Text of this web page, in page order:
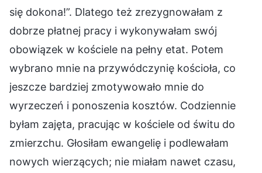
się dokona!”. Dlatego też zrezygnowałam z
dobrze płatnej pracy i wykonywałam swój
obowiązek w kościele na pełny etat. Potem
wybrano mnie na przywódczynię kościoła, co
jeszcze bardziej zmotywowało mnie do
wyrzeczeń i ponoszenia kosztów. Codziennie
byłam zajęta, pracując w kościele od świtu do
zmierzchu. Głosiłam ewangelię i podlewałam
nowych wierzących; nie miałam nawet czasu,